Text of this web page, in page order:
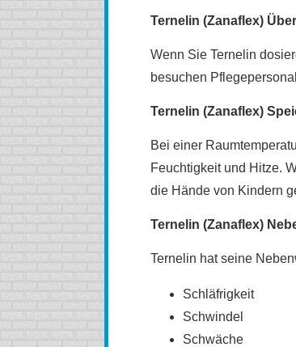
Ternelin (Zanaflex)
Wenn Sie Ternelin
besuchen
Ternelin (Zanaflex)
Bei einer
Feuchtigkeit und Hitze.
die Hände von Kindern
Ternelin (Zanaflex)
Ternelin hat seine
Schläfrigkeit
Schwindel
Schwäche